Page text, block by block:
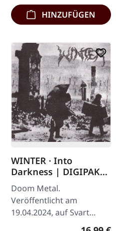
HINZUFÜGEN
WINTER · Into
Darkness | DIGIPAK
CD
Doom Metal.
Veröffentlicht am
19.04.2024, auf Svart
Records. CD im DigiPak.